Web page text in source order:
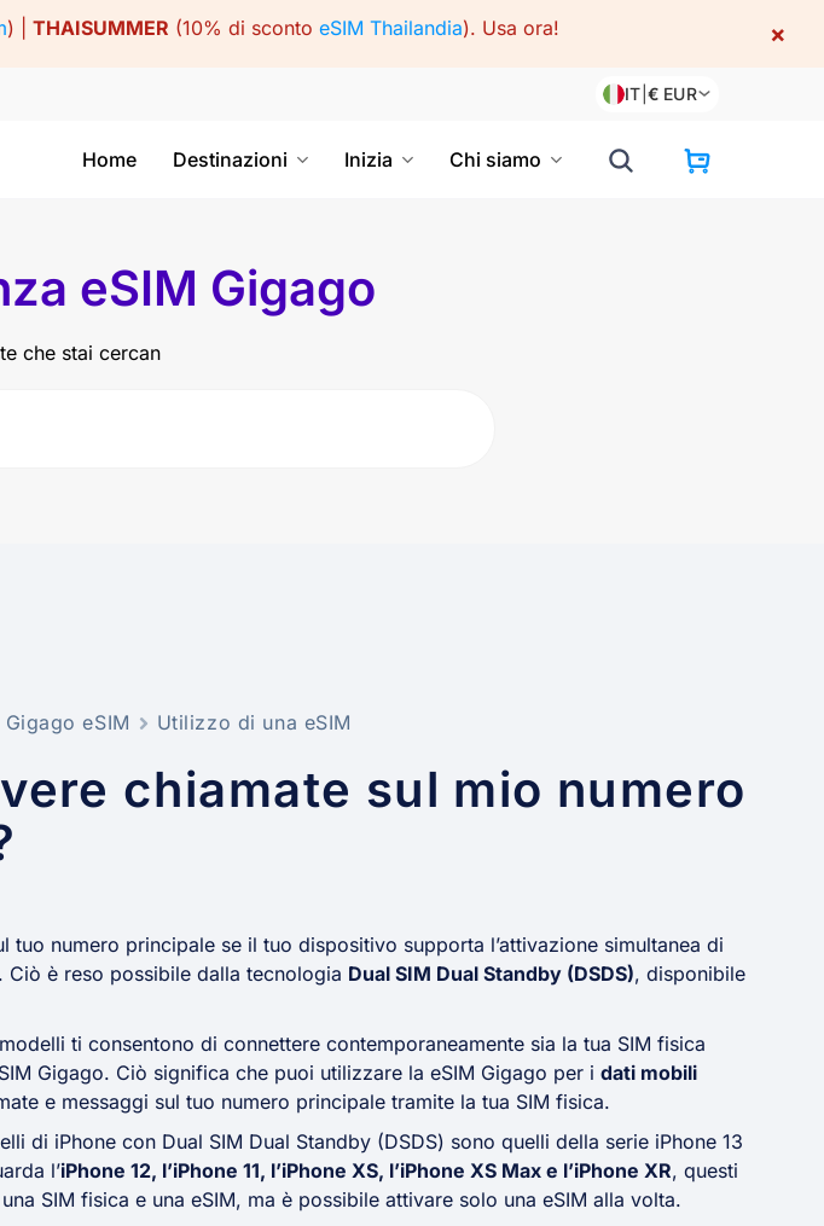
) | THAISUMMER (10% di sconto eSIM Thailandia). Usa ora! ×
IT |€ EUR
Home Destinazioni Inizia Chi siamo
eSIM Gigago
che stai cercan
eSIM Utilizzo di una eSIM
chiamate sul mio numero
tuo numero principale se il tuo dispositivo supporta l’attivazione simultanea di
Ciò è reso possibile dalla tecnologia Dual SIM Dual Standby (DSDS), disponibile
ti consentono di connettere contemporaneamente sia la tua SIM fisica
Gigago. Ciò significa che puoi utilizzare la eSIM Gigago per idati mobili
e messaggi sul tuo numero principale tramite la tua SIM fisica.
di iPhone con Dual SIM Dual Standby (DSDS) sono quelli della serie iPhone 13
l’iPhone 12, l’iPhone 11, l’iPhone XS, l’iPhone XS Max e l’iPhone XR, questi
SIM fisica e una eSIM, ma è possibile attivare solo una eSIM alla volta.